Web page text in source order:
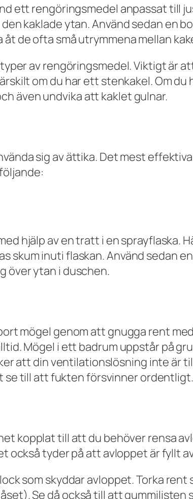
ett rengöringsmedel anpassat till
kaklade ytan. Använd sedan en
de ofta små utrymmena mellan
av rengöringsmedel. Viktigt är
om du har ett stenkakel. Om du
även undvika att kaklet gulnar.
sig av ättika. Det mest
hjälp av en tratt i en sprayflaska.
skum inuti flaskan. Använd sedan
över ytan i duschen.
mögel genom att gnugga rent
Mögel i ett badrum uppstår på
att din ventilationslösning inte är
se till att fukten försvinner ordentligt.
kopplat till att du behöver rensa
tyder på att avloppet är fyllt
som skyddar avloppet. Torka
Se då också till att